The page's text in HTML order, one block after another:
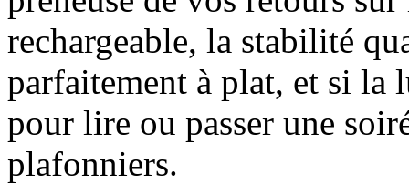
rechargeable, la stabilité
parfaitement à plat, et si la
pour lire ou passer une
plafonniers.